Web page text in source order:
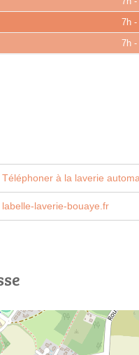
7h -
7h -
Téléphoner à la laverie
labelle-laverie-bouaye.fr